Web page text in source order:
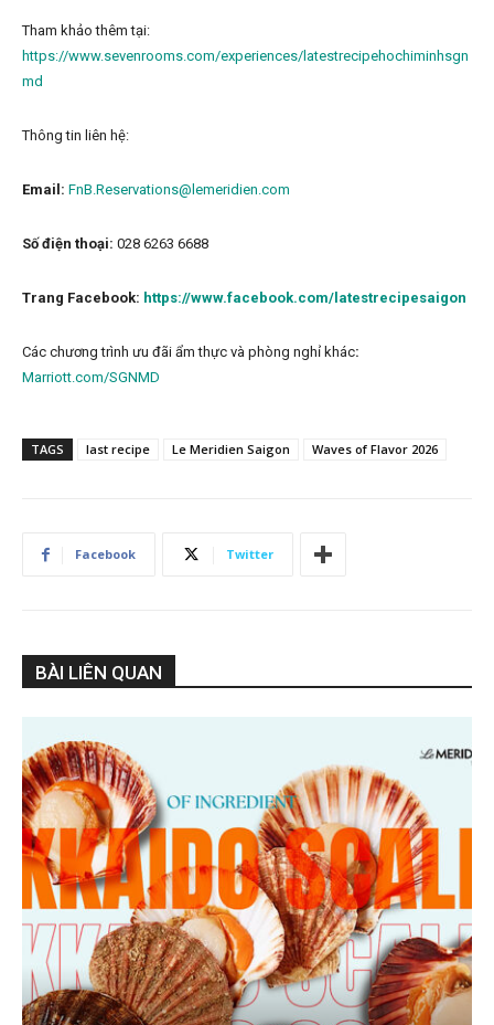
Tham khảo thêm tại:
https://www.sevenrooms.com/experiences/latestrecipehochiminhsgn
md
Thông tin liên hệ:
Email: FnB.Reservations@lemeridien.com
Số điện thoại: 028 6263 6688
Trang Facebook: https://www.facebook.com/latestrecipesaigon
Các chương trình ưu đãi ẩm thực và phòng nghỉ khác:
Marriott.com/SGNMD
TAGS last recipe Le Meridien Saigon Waves of Flavor 2026
Facebook Twitter
BÀI LIÊN QUAN